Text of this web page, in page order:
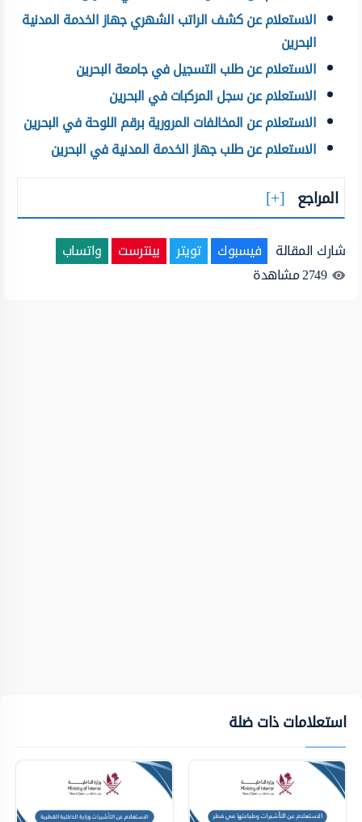
الاستعلام عن كشف الراتب الشهري جهاز الخدمة المدنية
البحرين
الاستعلام عن طلب التسجيل في جامعة البحرين
الاستعلام عن سجل المركبات في البحرين
الاستعلام عن المخالفات المرورية برقم اللوحة في البحرين
الاستعلام عن طلب جهاز الخدمة المدنية في البحرين
المراجع
شارك المقالة فيسبوك تويتر بينترست
واتساب
2749مشاهدة
استعلامات ذات ضلة